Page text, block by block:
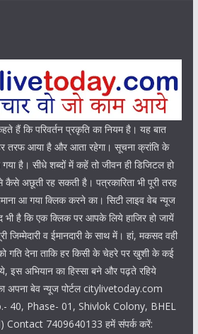
हैं कि परिवर्तन प्रकृति का नियम है। यह बात
तरफ आया है और आता रहेगा। सूचना क्रांति के
है। सीधे शब्दों में कहें तो जीवन ही डिजिटल हो
कैसे अछूती रह सकती है। पत्रकारिता भी पूरी तरह
आ गया क्लिक करने का। सिटी लाइव वेब न्यूज
है कि एक क्लिक पर आपके लिये हाजिर हो जायें
जिम्मेदारी व ईमानदारी के साथ में। हां, मकसद वही
गति देना ताकि हर किसी के चेहरे पर खुशी के कई
इस अभियान का हिस्सा बने और पढ़ते रहिये
बेव न्यूज पोर्टल citylivetoday.com
40, Phase- 01, Shivlok Colony, BHEL
7409640133 हमें संपर्क करें: